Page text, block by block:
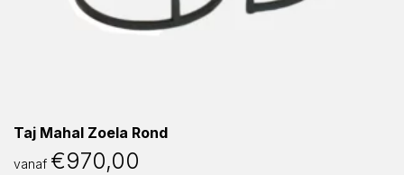
Taj Mahal Zoela Rond
vanaf €970,00